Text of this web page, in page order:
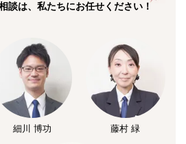
談は、私たちにお任せください！
細川 博功 藤村 緑